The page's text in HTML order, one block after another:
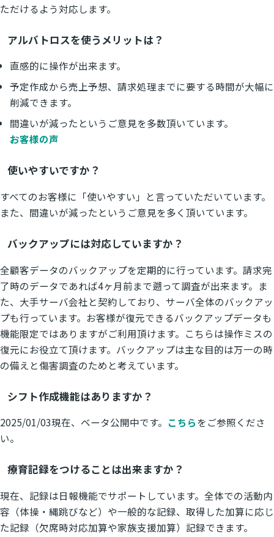
ただけるよう対応します。
アルバトロスを使うメリットは？
直感的に操作が出来ます。
予定作成から売上予想、請求処理までに要する時間が大幅に
削減できます。
間違いが減ったというご意見を多数頂いています。
お客様の声
使いやすいですか？
すべてのお客様に「使いやすい」と言っていただいています。
また、間違いが減ったというご意見を多く頂いています。
バックアップには対応していますか？
全顧客データのバックアップを定期的に行っています。請求完
了時のデータであれば4ヶ月前まで遡って調査が出来ます。ま
た、大手サーバ会社と契約しており、サーバ全体のバックアッ
プも行っています。お客様が復元できるバックアップデータも
機能限定ではありますがご利用頂けます。こちらは操作ミスの
復元にお役立て頂けます。バックアップは主な目的は万一の時
の備えと傷害調査のためと考えています。
シフト作成機能はありますか？
2025/01/03現在、ベータ公開中です。 こちらをご参照くださ
い。
療育記録をつけることは出来ますか？
現在、記録は日報機能でサポートしています。全体での活動内
容（体操・縄跳びなど）や一般的な記録、取得した加算に応じ
た記録（欠席時対応加算や家族支援加算）記録できます。